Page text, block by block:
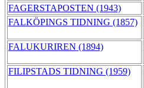
FAGERSTAPOSTEN (1943)
FALKÖPINGS TIDNING (1857)
FALUKURIREN (1894)
FILIPSTADS TIDNING (1959)